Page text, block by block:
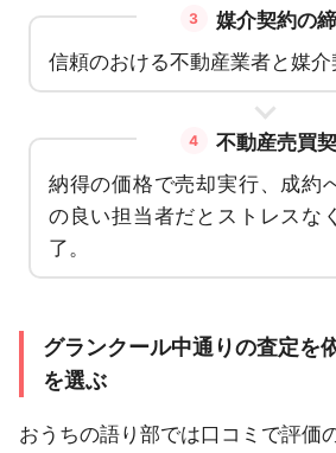
3
媒介契約の
信頼のおける不動産業者と媒介
4
不動産売買
納得の価格で売却実行、成約
の良い担当者だとストレスな
了。
グランクール中通りの査定を
を選ぶ
おうちの語り部では口コミで評価